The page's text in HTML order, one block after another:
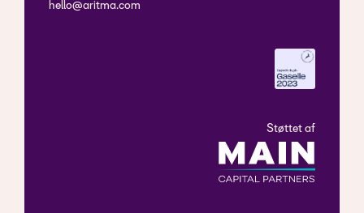
hello@aritma.com
Støttet af